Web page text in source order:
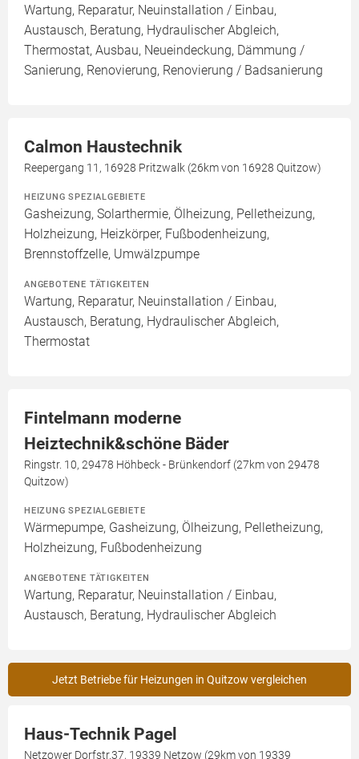
Wartung, Reparatur, Neuinstallation / Einbau,
Austausch, Beratung, Hydraulischer Abgleich,
Thermostat, Ausbau, Neueindeckung, Dämmung /
Sanierung, Renovierung, Renovierung / Badsanierung
Calmon Haustechnik
Reepergang 11, 16928 Pritzwalk (26km von 16928 Quitzow)
HEIZUNG SPEZIALGEBIETE
Gasheizung, Solarthermie, Ölheizung, Pelletheizung,
Holzheizung, Heizkörper, Fußbodenheizung,
Brennstoffzelle, Umwälzpumpe
ANGEBOTENE TÄTIGKEITEN
Wartung, Reparatur, Neuinstallation / Einbau,
Austausch, Beratung, Hydraulischer Abgleich,
Thermostat
Fintelmann moderne
Heiztechnik&schöne Bäder
Ringstr. 10, 29478 Höhbeck - Brünkendorf (27km von 29478
Quitzow)
HEIZUNG SPEZIALGEBIETE
Wärmepumpe, Gasheizung, Ölheizung, Pelletheizung,
Holzheizung, Fußbodenheizung
ANGEBOTENE TÄTIGKEITEN
Wartung, Reparatur, Neuinstallation / Einbau,
Austausch, Beratung, Hydraulischer Abgleich
Jetzt Betriebe für Heizungen in Quitzow vergleichen
Haus-Technik Pagel
Netzower Dorfstr.37, 19339 Netzow (29km von 19339